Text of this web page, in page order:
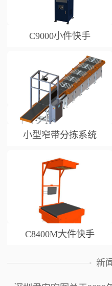
C9000小件快手
小型窄带分拣系统
C8400M大件快手
新